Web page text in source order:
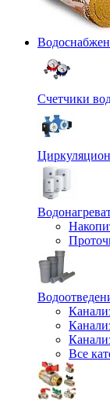
Счетчики
Все